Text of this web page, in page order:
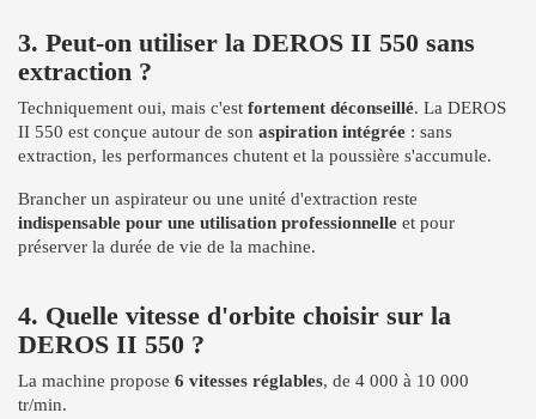
3. Peut-on utiliser la DEROS II 550 sans
extraction ?
Techniquement oui, mais c'est fortement déconseillé. La DEROS
II 550 est conçue autour de son aspiration intégrée : sans
extraction, les performances chutent et la poussière s'accumule.
Brancher un aspirateur ou une unité d'extraction reste
indispensable pour une utilisation professionnelle et pour
préserver la durée de vie de la machine.
4. Quelle vitesse d'orbite choisir sur la
DEROS II 550 ?
La machine propose 6 vitesses réglables, de 4 000 à 10 000
tr/min.